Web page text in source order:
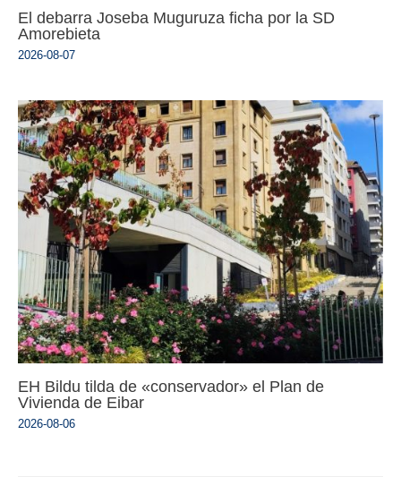
El debarra Joseba Muguruza ficha por la SD
Amorebieta
2026-08-07
EH Bildu tilda de «conservador» el Plan de
Vivienda de Eibar
2026-08-06